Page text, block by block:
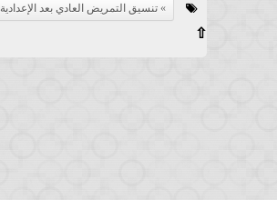
تنسيق التمريض العادي بعد الإعدادية 2021
⇧